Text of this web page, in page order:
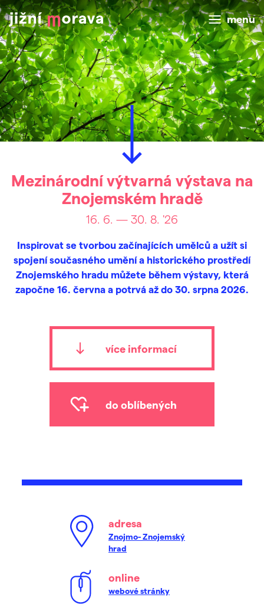
menu
Mezinárodní výtvarná výstava na
Znojemském hradě
16. 6. — 30. 8. '26
Inspirovat se tvorbou začínajících umělců a užít si
spojení současného umění a historického prostředí
Znojemského hradu můžete během výstavy, která
započne 16. června a potrvá až do 30. srpna 2026.
více informací
do oblíbených
adresa
Znojmo- Znojemský
hrad
online
webové stránky